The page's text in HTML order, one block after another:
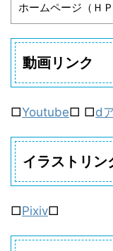
ホームページ（ＨＰ
動画リンク
□Youtube□ □d
イラストリン
□Pixiv□